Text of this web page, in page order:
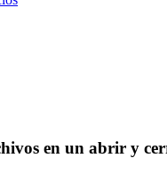
en un abrir y